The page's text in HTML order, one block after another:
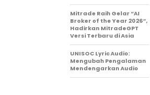
Mitrade Raih Gelar “AI
Broker of the Year 2026”,
Hadirkan MitradeGPT
Versi Terbaru di Asia
UNISOC Lyric Audio:
Mengubah Pengalaman
Mendengarkan Audio